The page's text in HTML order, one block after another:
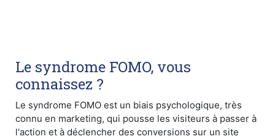
Le syndrome FOMO, vous
connaissez ?
Le syndrome FOMO est un biais psychologique, très
connu en marketing, qui pousse les visiteurs à passer à
l'action et à déclencher des conversions sur un site